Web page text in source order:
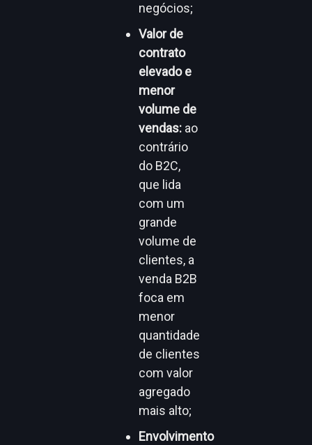
negócios;
Valor de
contrato
elevado e
menor
volume de
vendas: ao
contrário
do B2C,
que lida
com um
grande
volume de
clientes, a
venda B2B
foca em
menor
quantidade
de clientes
com valor
agregado
mais alto;
Envolvimento